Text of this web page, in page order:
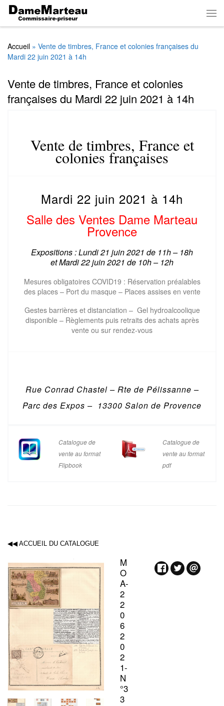
Skip to content
Accueil » Vente de timbres, France et colonies françaises du
Mardi 22 juin 2021 à 14h
Vente de timbres, France et colonies
françaises du Mardi 22 juin 2021 à 14h
Vente de timbres, France et
colonies françaises
Mardi 22 juin 2021 à 14h
Salle des Ventes Dame Marteau
Provence
Expositions : Lundi 21 juin 2021 de 11h – 18h
etMardi 22 juin 2021 de 10h – 12h
Mesures obligatoires COVID19 : Réservation préalables
des places – Port du masque – Places assises en vente
Gestes barrières et distanciation – Gel hydroalcoolique
disponible – Règlements puis retraits des achats après
vente ou sur rendez-vous
Rue Conrad Chastel – Rte de Pélissanne –
Parc des Expos – 13300 Salon de Provence
Catalogue de
vente au format
Flipbook
Catalogue de
vente au format
pdf
◀◀ ACCUEIL DU CATALOGUE
M
O
A-
2
2
0
6
2
0
2
1-
N
°3
3